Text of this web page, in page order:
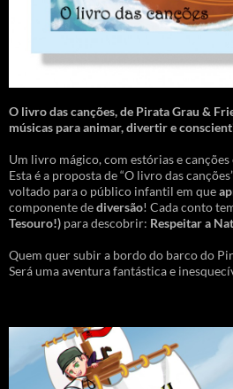
O livro das canções,de Pirata Grau &
músicas para animar, divertir e
Um livro mágico, com estórias e canções
Esta é a proposta de “O livro das
voltado para o público infantil em que
componente dediversão! Cada conto
Tesouro!) para descobrir: Respeitar a
Quem quer subir a bordo do barco do
Será uma aventura fantástica e